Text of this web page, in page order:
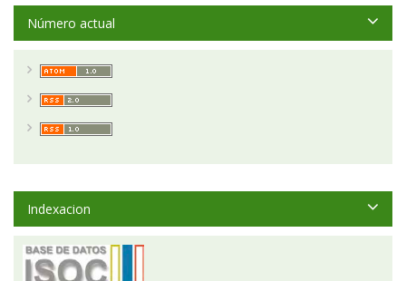
Número actual
Indexacion